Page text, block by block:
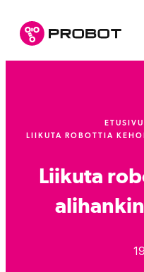
suoraan
sisältöön
Probot Oy
ETUSIVU
LIIKUTA ROBOTTIA
Liikuta